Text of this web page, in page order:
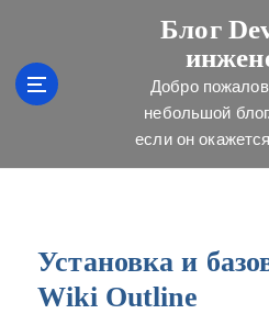
Блог
Добро
небольшой
если он
Установка и
Wiki Outline